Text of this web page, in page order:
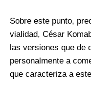
Sobre este punto,
vialidad, César
las versiones que de
personalmente a
que caracteriza a